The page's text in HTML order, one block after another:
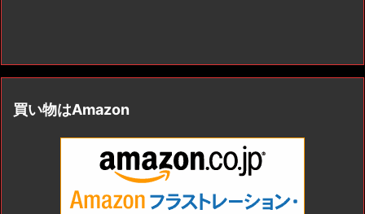
買い物はAmazon